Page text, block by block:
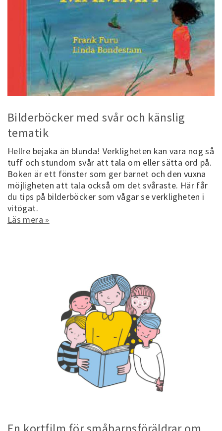
Bilderböcker med svår och känslig
tematik
Hellre bejaka än blunda! Verkligheten kan vara nog så
tuff och stundom svår att tala om eller sätta ord på.
Boken är ett fönster som ger barnet och den vuxna
möjligheten att tala också om det svåraste. Här får
du tips på bilderböcker som vågar se verkligheten i
vitögat.
Läs mera »